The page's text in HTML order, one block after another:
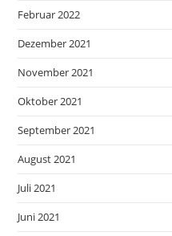
Februar 2022
Dezember 2021
November 2021
Oktober 2021
September 2021
August 2021
Juli 2021
Juni 2021